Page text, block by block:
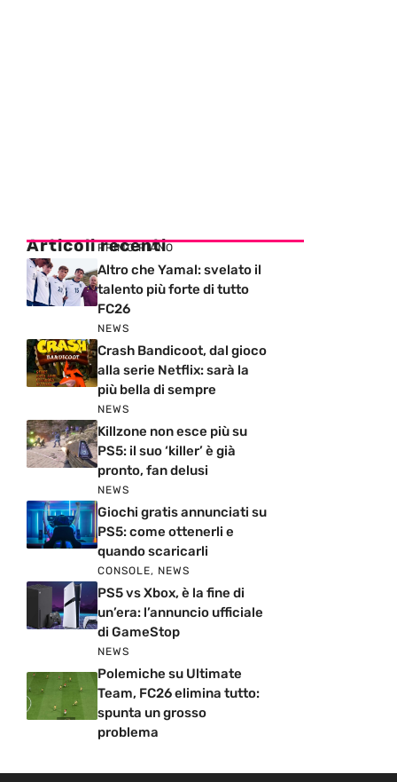
Articoli recenti
PRIMO PIANO
Altro che Yamal: svelato il
talento più forte di tutto
FC26
NEWS
Crash Bandicoot, dal gioco
alla serie Netflix: sarà la
più bella di sempre
NEWS
Killzone non esce più su
PS5: il suo ‘killer’ è già
pronto, fan delusi
NEWS
Giochi gratis annunciati su
PS5: come ottenerli e
quando scaricarli
CONSOLE, NEWS
PS5 vs Xbox, è la fine di
un’era: l’annuncio ufficiale
di GameStop
NEWS
Polemiche su Ultimate
Team, FC26 elimina tutto:
spunta un grosso
problema